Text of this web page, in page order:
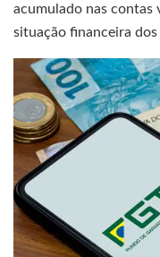
acumulado nas contas
situação financeira